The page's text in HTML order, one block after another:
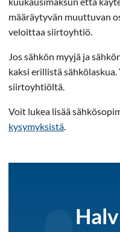
määräytyvän muuttuvan
veloittaa siirtoyhtiö.
Jos sähkön myyjä ja
kaksi erillistä
siirtoyhtiöltä.
Voit lukea lisää
kysymyksistä.